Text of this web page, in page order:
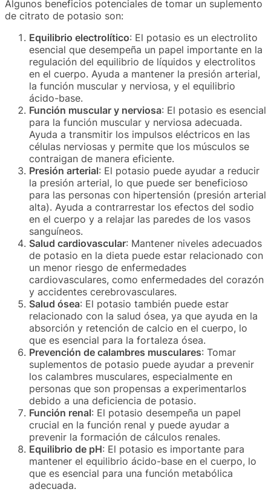
Algunos beneficios potenciales de tomar un suplemento
de citrato de potasio son:
Equilibrio electrolítico: El potasio es un electrolito
esencial que desempeña un papel importante en la
regulación del equilibrio de líquidos y electrolitos
en el cuerpo. Ayuda a mantener la presión arterial,
la función muscular y nerviosa, y el equilibrio
ácido-base.
Función muscular y nerviosa: El potasio es esencial
para la función muscular y nerviosa adecuada.
Ayuda a transmitir los impulsos eléctricos en las
células nerviosas y permite que los músculos se
contraigan de manera eficiente.
Presión arterial: El potasio puede ayudar a reducir
la presión arterial, lo que puede ser beneficioso
para las personas con hipertensión (presión arterial
alta). Ayuda a contrarrestar los efectos del sodio
en el cuerpo y a relajar las paredes de los vasos
sanguíneos.
Salud cardiovascular: Mantener niveles adecuados
de potasio en la dieta puede estar relacionado con
un menor riesgo de enfermedades
cardiovasculares, como enfermedades del corazón
y accidentes cerebrovasculares.
Salud ósea: El potasio también puede estar
relacionado con la salud ósea, ya que ayuda en la
absorción y retención de calcio en el cuerpo, lo
que es esencial para la fortaleza ósea.
Prevención de calambres musculares: Tomar
suplementos de potasio puede ayudar a prevenir
los calambres musculares, especialmente en
personas que son propensas a experimentarlos
debido a una deficiencia de potasio.
Función renal: El potasio desempeña un papel
crucial en la función renal y puede ayudar a
prevenir la formación de cálculos renales.
Equilibrio de pH: El potasio es importante para
mantener el equilibrio ácido-base en el cuerpo, lo
que es esencial para una función metabólica
adecuada.